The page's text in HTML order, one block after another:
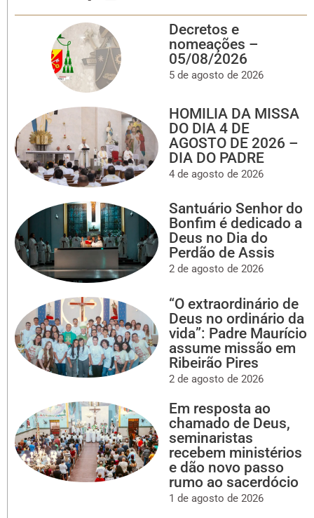
Decretos e
nomeações –
05/08/2026
5 de agosto de 2026
HOMILIA DA MISSA
DO DIA 4 DE
AGOSTO DE 2026 –
DIA DO PADRE
4 de agosto de 2026
Santuário Senhor do
Bonfim é dedicado a
Deus no Dia do
Perdão de Assis
2 de agosto de 2026
“O extraordinário de
Deus no ordinário da
vida”: Padre Maurício
assume missão em
Ribeirão Pires
2 de agosto de 2026
Em resposta ao
chamado de Deus,
seminaristas
recebem ministérios
e dão novo passo
rumo ao sacerdócio
1 de agosto de 2026